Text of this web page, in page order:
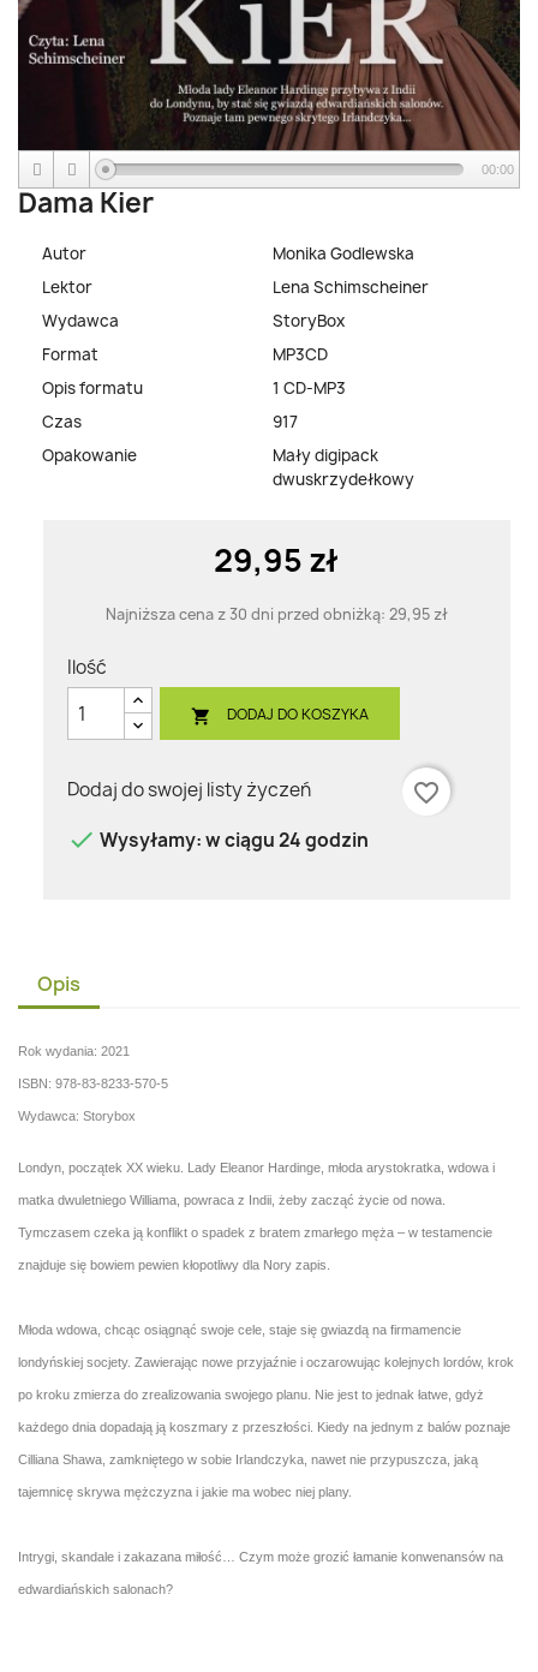
00:00
Dama Kier
Autor
Monika Godlewska
Lektor
Lena Schimscheiner
Wydawca
StoryBox
Format
MP3CD
Opis formatu
1 CD-MP3
Czas
917
Opakowanie
Mały digipack
dwuskrzydełkowy
29,95 zł
Najniższa cena z 30 dni przed obniżką: 29,95 zł
Ilość
 DODAJ DO KOSZYKA
Dodaj do swojej listy życzeń
favorite_border
 Wysyłamy: w ciągu 24 godzin
Opis
Rok wydania: 2021
ISBN: 978-83-8233-570-5
Wydawca: Storybox
Londyn, początek XX wieku. Lady Eleanor Hardinge, młoda arystokratka, wdowa i
matka dwuletniego Williama, powraca z Indii, żeby zacząć życie od nowa.
Tymczasem czeka ją konflikt o spadek z bratem zmarłego męża – w testamencie
znajduje się bowiem pewien kłopotliwy dla Nory zapis.
Młoda wdowa, chcąc osiągnąć swoje cele, staje się gwiazdą na firmamencie
londyńskiej socjety. Zawierając nowe przyjaźnie i oczarowując kolejnych lordów, krok
po kroku zmierza do zrealizowania swojego planu. Nie jest to jednak łatwe, gdyż
każdego dnia dopadają ją koszmary z przeszłości. Kiedy na jednym z balów poznaje
Cilliana Shawa, zamkniętego w sobie Irlandczyka, nawet nie przypuszcza, jaką
tajemnicę skrywa mężczyzna i jakie ma wobec niej plany.
Intrygi, skandale i zakazana miłość… Czym może grozić łamanie konwenansów na
edwardiańskich salonach?